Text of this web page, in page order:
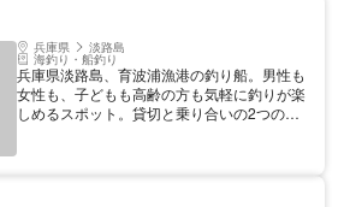
兵庫県 淡路島
海釣り・船釣り
兵庫県淡路島、育波浦漁港の釣り船。男性も
女性も、子どもも高齢の方も気軽に釣りが楽
しめるスポット。貸切と乗り合いの2つの方